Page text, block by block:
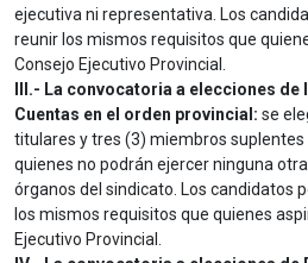
ejecutiva ni representativa. Los
reunir los mismos requisitos que
Consejo Ejecutivo Provincial.
III.- La convocatoria a elecciones
Cuentas en el orden provincial: se
titulares y tres (3) miembros
quienes no podrán ejercer ninguna
órganos del sindicato. Los candidatos
los mismos requisitos que quienes
Ejecutivo Provincial.